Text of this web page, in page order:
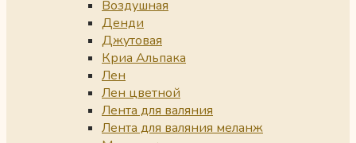
Воздушная
Денди
Джутовая
Криа Альпака
Лен
Лен цветной
Лента для валяния
Лента для валяния меланж